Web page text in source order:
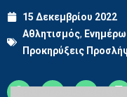
15 Δεκεμβρίου 2022
Αθλητισμός,
Προκηρύξεις